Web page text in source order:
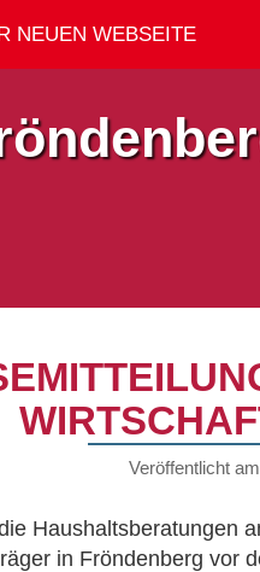
NEUEN WEBSEITE
Veröffentlicht am
Haushaltsberatungen
in Fröndenberg vor